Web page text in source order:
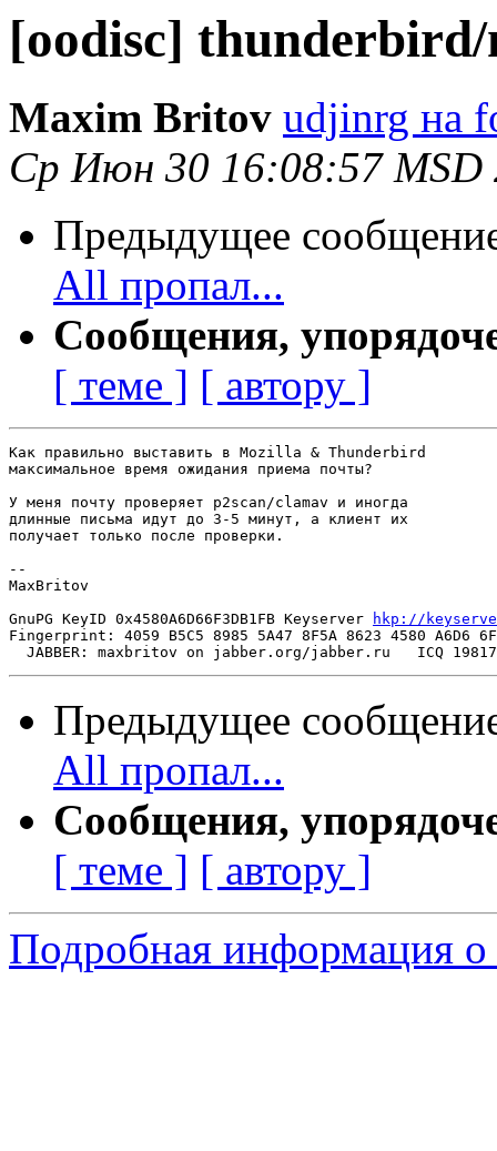
[oodisc]
Maxim Britov udjinrg на
Ср Июн 30 16:08:57 MSD
Предыдущее
All пропал...
Сообщения,
[ теме ] [ автору ]
Как правильно выставить в Mozilla & Thunderbird
максимальное время ожидания приема почты?
У меня почту проверяет p2scan/clamav и иногда
длинные письма идут до 3-5 минут, а клиент их
получает только после проверки.
--
MaxBritov
GnuPG KeyID 0x4580A6D66F3DB1FB Keyserver
hkp://
Fingerprint: 4059 B5C5 8985 5A47 8F5A 8623 4580 A6D6
Предыдущее
All пропал...
Сообщения,
[ теме ] [ автору ]
Подробная информация о